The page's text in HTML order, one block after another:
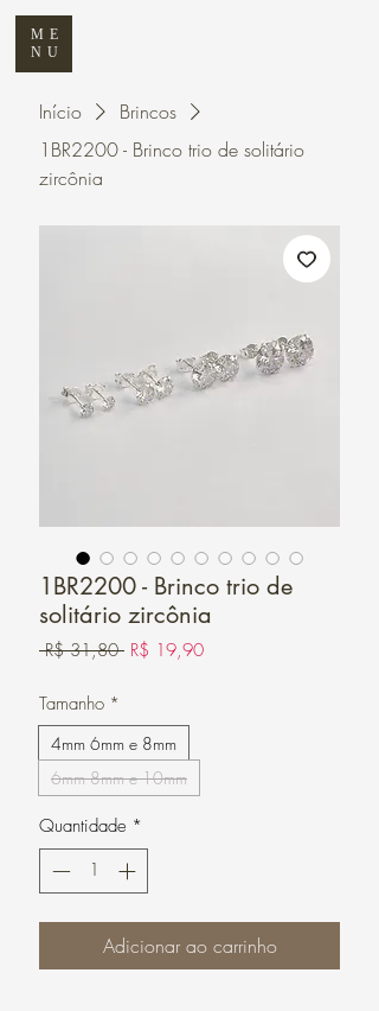
ME
NU
Início
Brincos
1BR2200 - Brinco trio de solitário
zircônia
1BR2200 - Brinco trio de
solitário zircônia
R$ 31,80 Preço
R$ 19,90Preço
Tamanho *
4mm 6mm e 8mm
6mm 8mm e 10mm
Quantidade *
Adicionar ao carrinho